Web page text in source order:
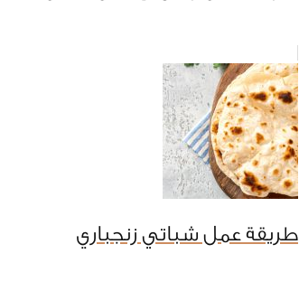
طريقة عمل شباتي زنجباري